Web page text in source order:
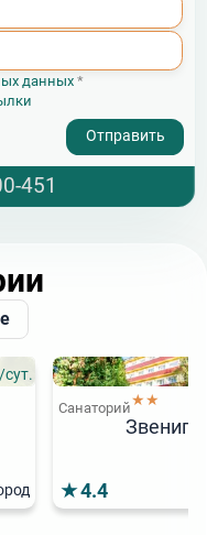
данных *
451
Санаторий★★
4.4